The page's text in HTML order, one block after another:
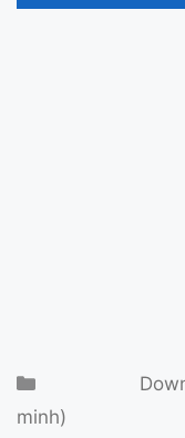
Danh mục
minh)